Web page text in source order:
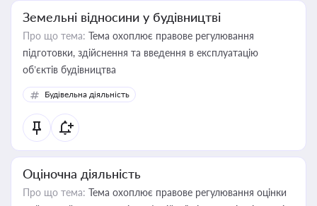
Земельні відносини у будівництві
Про що тема: Тема охоплює правове регулювання
підготовки, здійснення та введення в експлуатацію
об’єктів будівництва
Будівельна діяльність
Оціночна діяльність
Про що тема: Тема охоплює правове регулювання оцінки